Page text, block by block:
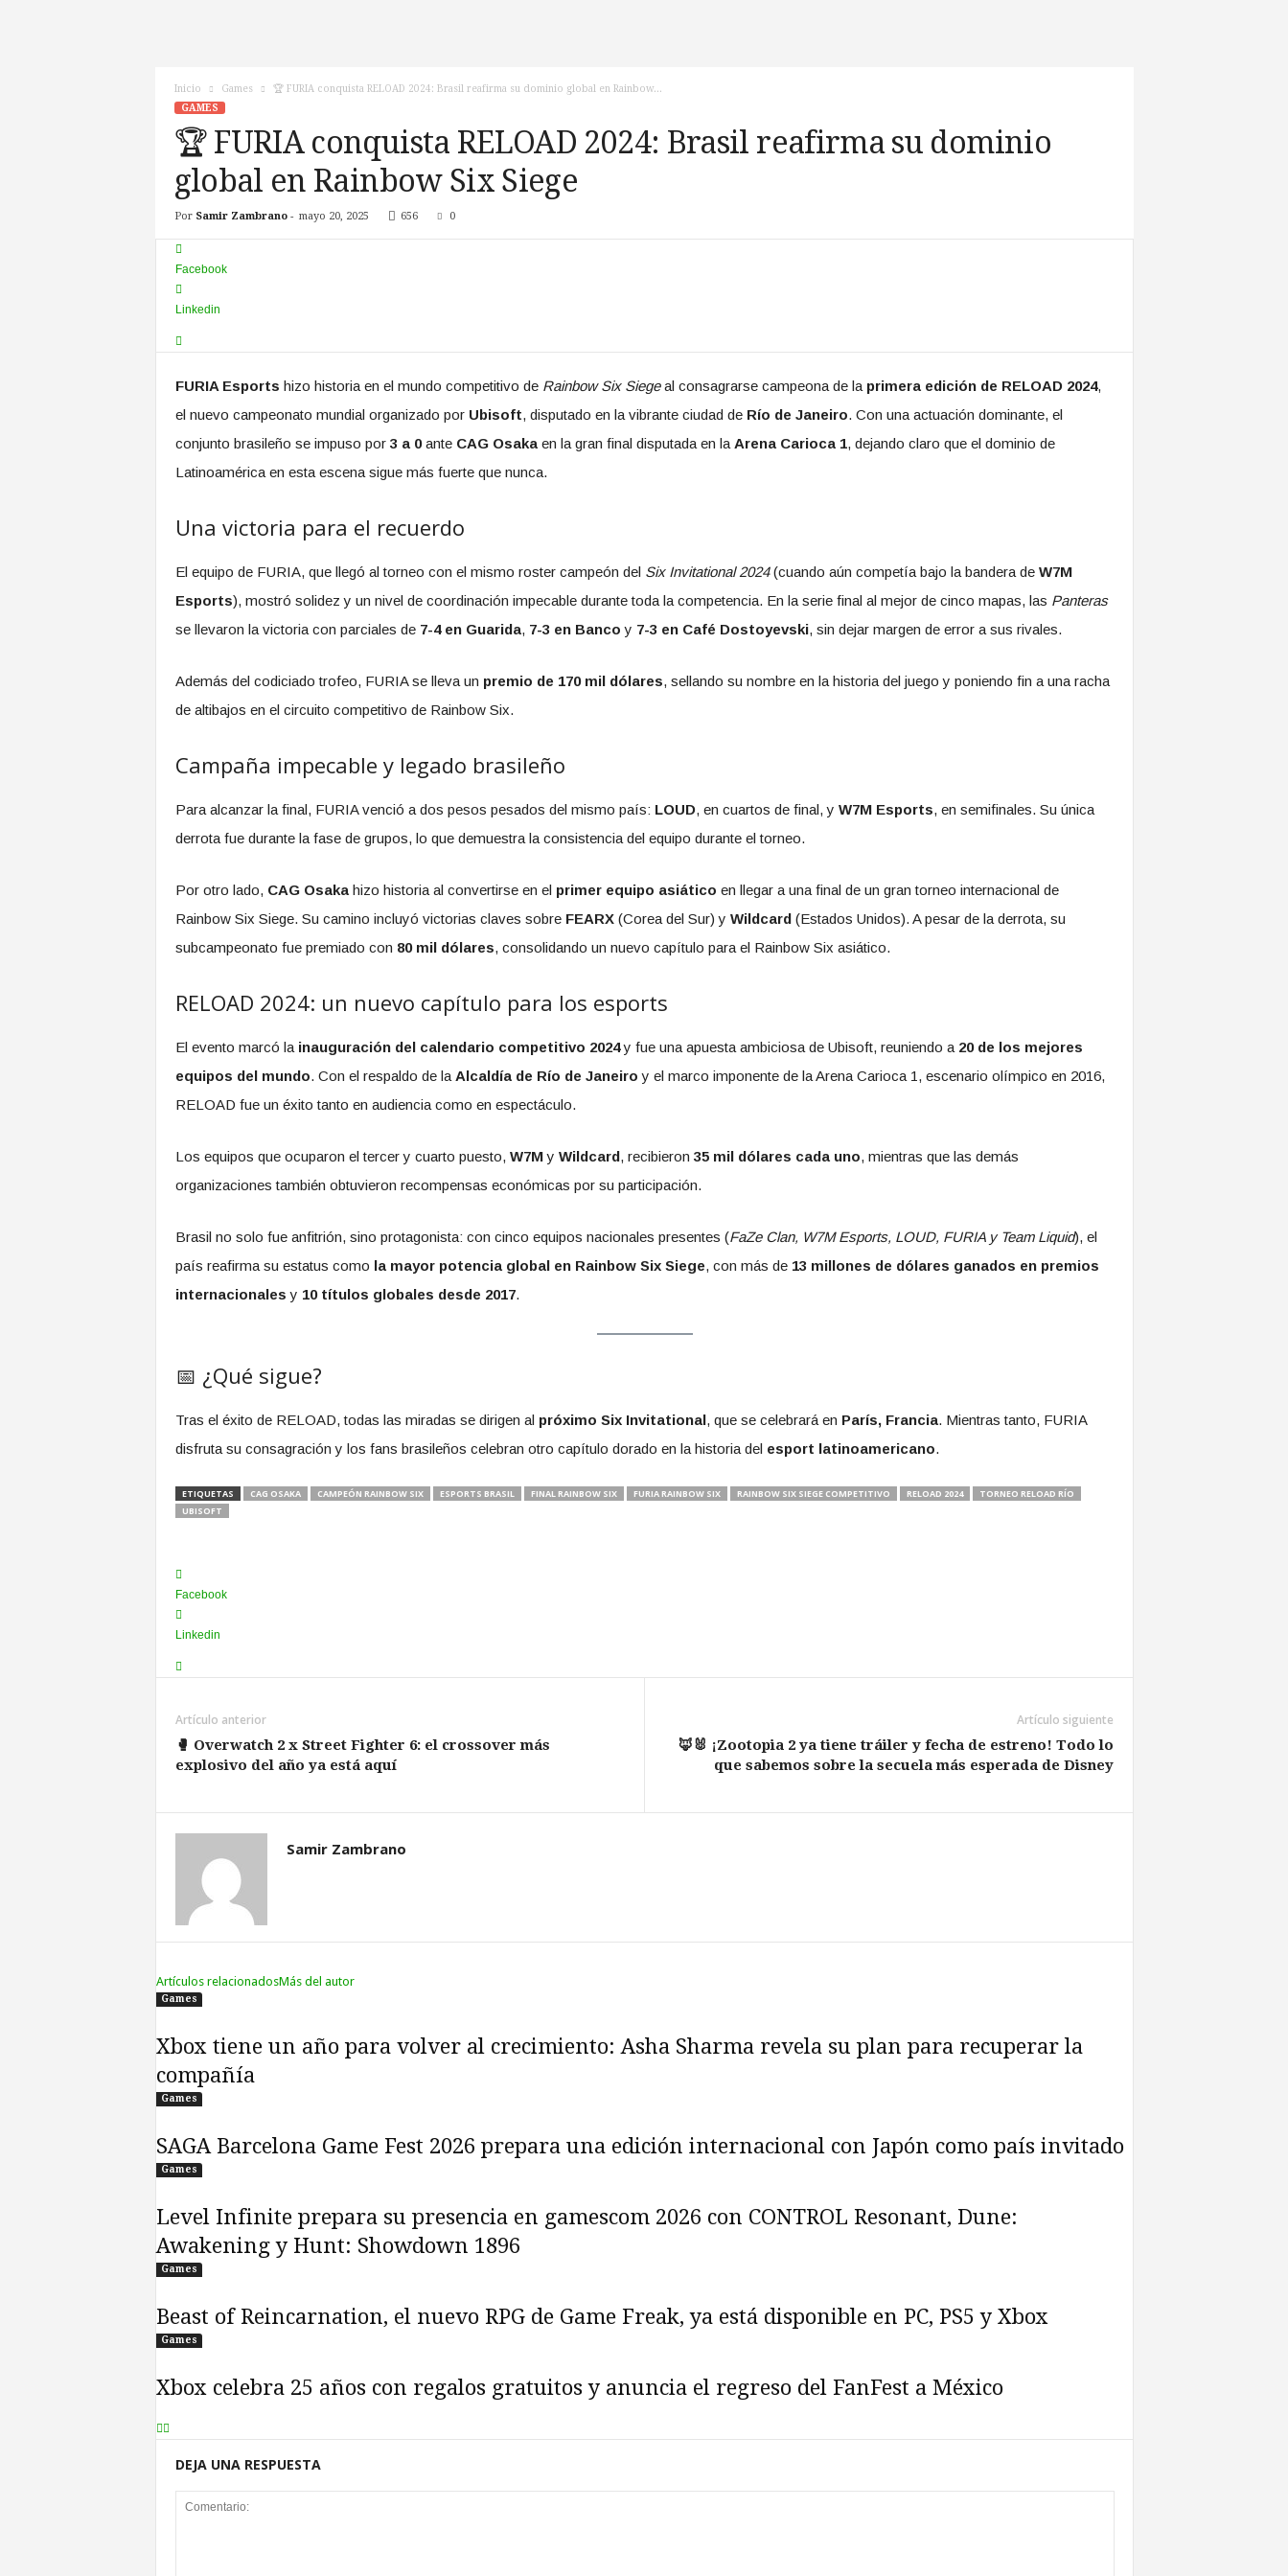
Inicio Games
🏆 FURIA conquista RELOAD 2024: Brasil reafirma su dominio global en Rainbow...
GAMES
🏆 FURIA conquista RELOAD 2024: Brasil reafirma su dominio
global en Rainbow Six Siege
Por Samir Zambrano- mayo 20, 2025 656 0
Facebook
Linkedin
FURIA Esports hizo historia en el mundo competitivo de Rainbow Six Siegeal consagrarse campeona de la primera edición de RELOAD 2024,
el nuevo campeonato mundial organizado por Ubisoft, disputado en la vibrante ciudad de Río de Janeiro. Con una actuación dominante, el
conjunto brasileño se impuso por 3 a 0ante CAG Osakaen la gran final disputada en la Arena Carioca 1, dejando claro que el dominio de
Latinoamérica en esta escena sigue más fuerte que nunca.
Una victoria para el recuerdo
El equipo de FURIA, que llegó al torneo con el mismo roster campeón del Six Invitational 2024(cuando aún competía bajo la bandera de W7M
Esports), mostró solidez y un nivel de coordinación impecable durante toda la competencia. En la serie final al mejor de cinco mapas, las Panteras
se llevaron la victoria con parciales de 7-4 en Guarida, 7-3 en Banco y 7-3 en Café Dostoyevski, sin dejar margen de error a sus rivales.
Además del codiciado trofeo, FURIA se lleva un premio de 170 mil dólares, sellando su nombre en la historia del juego y poniendo fin a una racha
de altibajos en el circuito competitivo de Rainbow Six.
Campaña impecable y legado brasileño
Para alcanzar la final, FURIA venció a dos pesos pesados del mismo país: LOUD, en cuartos de final, y W7M Esports, en semifinales. Su única
derrota fue durante la fase de grupos, lo que demuestra la consistencia del equipo durante el torneo.
Por otro lado, CAG Osakahizo historia al convertirse en el primer equipo asiático en llegar a una final de un gran torneo internacional de
Rainbow Six Siege. Su camino incluyó victorias claves sobre FEARX(Corea del Sur) y Wildcard(Estados Unidos). A pesar de la derrota, su
subcampeonato fue premiado con 80 mil dólares, consolidando un nuevo capítulo para el Rainbow Six asiático.
RELOAD 2024: un nuevo capítulo para los esports
El evento marcó la inauguración del calendario competitivo 2024y fue una apuesta ambiciosa de Ubisoft, reuniendo a 20 de los mejores
equipos del mundo. Con el respaldo de la Alcaldía de Río de Janeiro y el marco imponente de la Arena Carioca 1, escenario olímpico en 2016,
RELOAD fue un éxito tanto en audiencia como en espectáculo.
Los equipos que ocuparon el tercer y cuarto puesto, W7My Wildcard, recibieron 35 mil dólares cada uno, mientras que las demás
organizaciones también obtuvieron recompensas económicas por su participación.
Brasil no solo fue anfitrión, sino protagonista: con cinco equipos nacionales presentes (FaZe Clan, W7M Esports, LOUD, FURIA y Team Liquid), el
país reafirma su estatus como la mayor potencia global en Rainbow Six Siege, con más de 13 millones de dólares ganados en premios
internacionales y 10 títulos globales desde 2017.
📅 ¿Qué sigue?
Tras el éxito de RELOAD, todas las miradas se dirigen al próximo Six Invitational, que se celebrará en París, Francia. Mientras tanto, FURIA
disfruta su consagración y los fans brasileños celebran otro capítulo dorado en la historia del esport latinoamericano.
ETIQUETAS CAG OSAKA CAMPEÓN RAINBOW SIX ESPORTS BRASIL FINAL RAINBOW SIX FURIA RAINBOW SIX RAINBOW SIX SIEGE COMPETITIVO RELOAD 2024
TORNEO RELOAD RÍO
UBISOFT
Facebook
Linkedin
Artículo anterior
🥊 Overwatch 2 x Street Fighter 6: el crossover más
explosivo del año ya está aquí
Artículo siguiente
🦊🐰 ¡Zootopia 2 ya tiene tráiler y fecha de estreno! Todo lo
que sabemos sobre la secuela más esperada de Disney
Samir Zambrano
Artículos relacionadosMás del autor
Games
Xbox tiene un año para volver al crecimiento: Asha Sharma revela su plan para recuperar la
compañía
Games
SAGA Barcelona Game Fest 2026 prepara una edición internacional con Japón como país invitado
Games
Level Infinite prepara su presencia en gamescom 2026 con CONTROL Resonant, Dune:
Awakening y Hunt: Showdown 1896
Games
Beast of Reincarnation, el nuevo RPG de Game Freak, ya está disponible en PC, PS5 y Xbox
Games
Xbox celebra 25 años con regalos gratuitos y anuncia el regreso del FanFest a México
DEJA UNA RESPUESTA